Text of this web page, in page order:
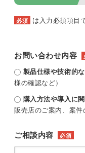
必須 は入力必須項目
お問い合わせ内容
製品仕様や技術的
様の確認など）
購入方法や導入に
販売店のご案内、案件
ご相談内容 必須